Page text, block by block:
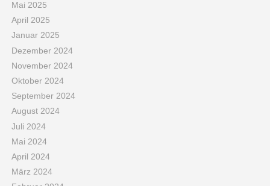
Mai 2025
April 2025
Januar 2025
Dezember 2024
November 2024
Oktober 2024
September 2024
August 2024
Juli 2024
Mai 2024
April 2024
März 2024